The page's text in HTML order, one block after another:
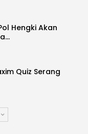
Hengki Akan
Quiz Serang